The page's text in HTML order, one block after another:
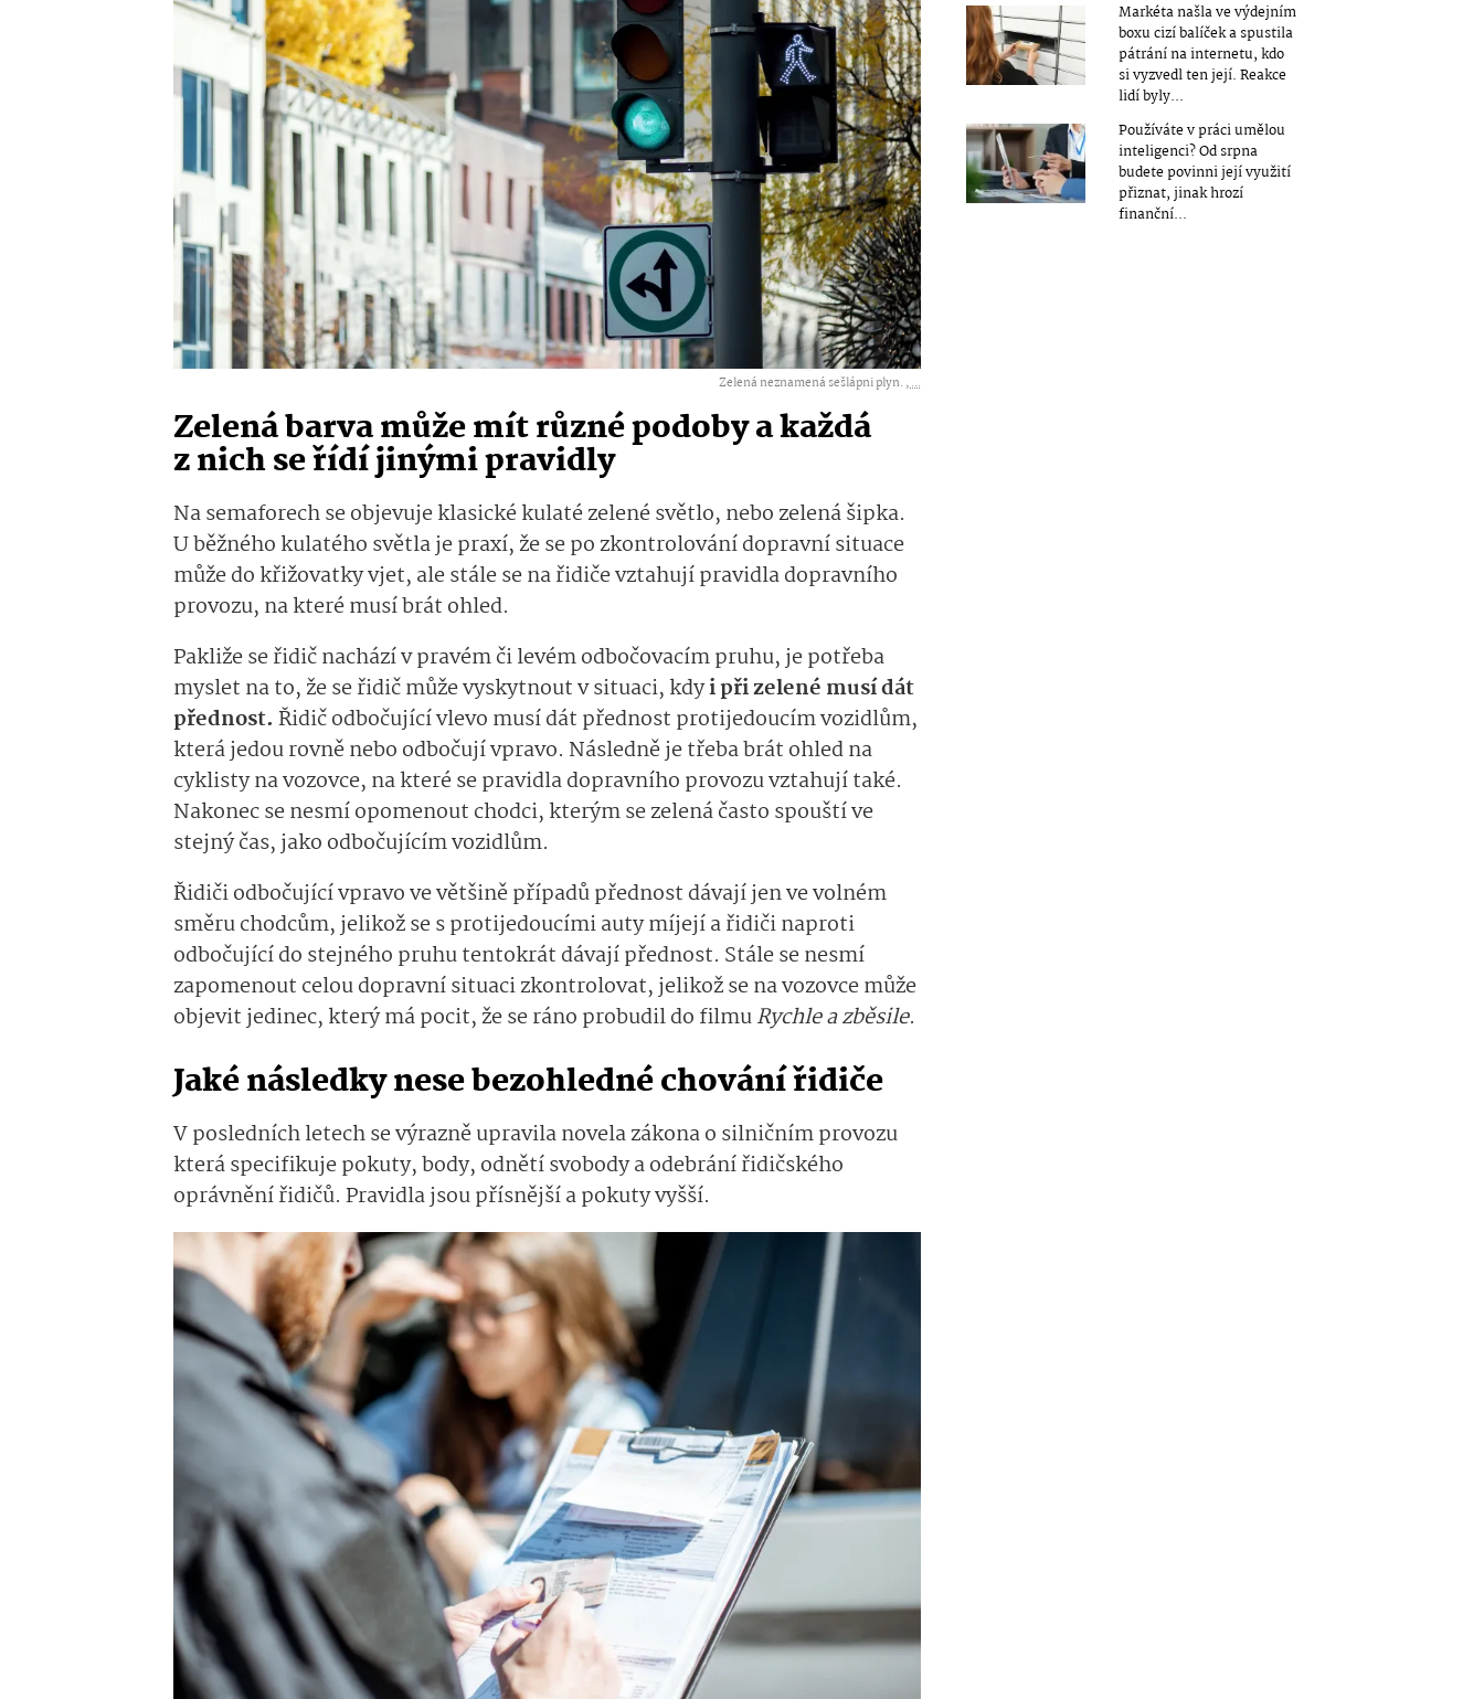
Zelená neznamená sešlápni plyn. ,...
Zelená barva může mít různé podoby a každá
z nich se řídí jinými pravidly
Na semaforech se objevuje klasické kulaté zelené světlo, nebo zelená šipka.
U běžného kulatého světla je praxí, že se po zkontrolování dopravní situace
může do křižovatky vjet, ale stále se na řidiče vztahují pravidla dopravního
provozu, na které musí brát ohled.
Pakliže se řidič nachází v pravém či levém odbočovacím pruhu, je potřeba
myslet na to, že se řidič může vyskytnout v situaci, kdyi při zelené musí dát
přednost. Řidič odbočující vlevo musí dát přednost protijedoucím vozidlům,
která jedou rovně nebo odbočují vpravo. Následně je třeba brát ohled na
cyklisty na vozovce, na které se pravidla dopravního provozu vztahují také.
Nakonec se nesmí opomenout chodci, kterým se zelená často spouští ve
stejný čas, jako odbočujícím vozidlům.
Řidiči odbočující vpravo ve většině případů přednost dávají jen ve volném
směru chodcům, jelikož se s protijedoucími auty míjejí a řidiči naproti
odbočující do stejného pruhu tentokrát dávají přednost. Stále se nesmí
zapomenout celou dopravní situaci zkontrolovat, jelikož se na vozovce může
objevit jedinec, který má pocit, že se ráno probudil do filmuRychle a zběsile.
Jaké následky nese bezohledné chování řidiče
V posledních letech se výrazně upravila novela zákona o silničním provozu
která specifikuje pokuty, body, odnětí svobody a odebrání řidičského
oprávnění řidičů. Pravidla jsou přísnější a pokuty vyšší.
Markéta našla ve výdejním
boxu cizí balíček a spustila
pátrání na internetu, kdo
si vyzvedl ten její. Reakce
lidí byly...
Používáte v práci umělou
inteligenci? Od srpna
budete povinni její využití
přiznat, jinak hrozí
finanční...